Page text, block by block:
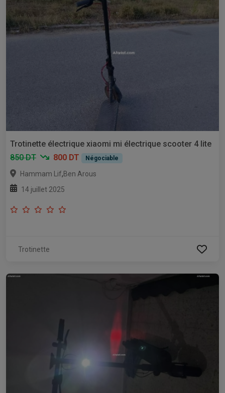
Trotinette électrique xiaomi mi électrique scooter 4 lite
850 DT
800 DT Négociable
Hammam Lif,Ben Arous
14 juillet 2025
Trotinette